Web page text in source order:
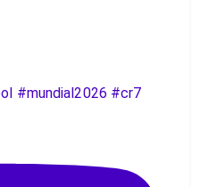
#mundial2026 #cr7